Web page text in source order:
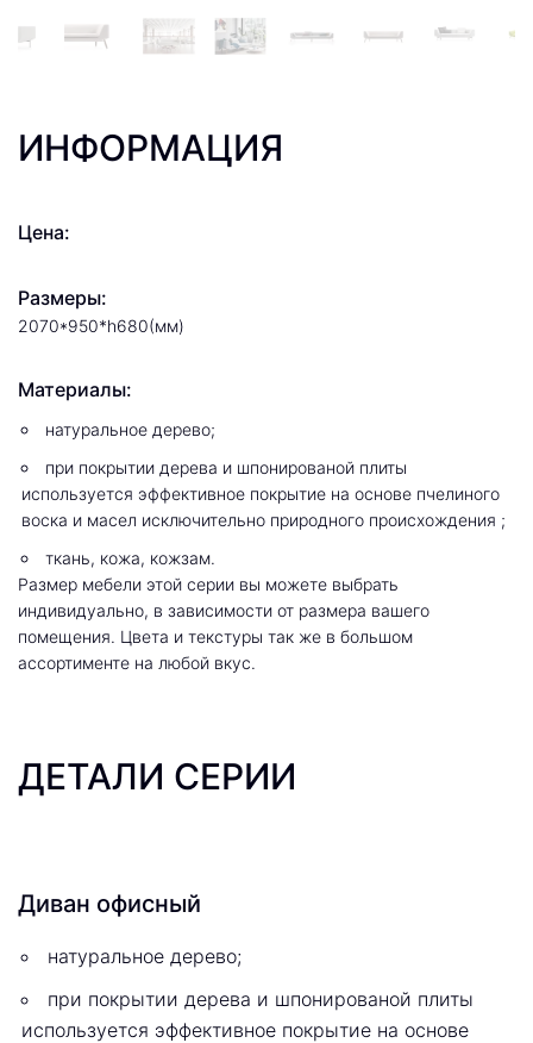
ИНФОРМАЦИЯ
Цена:
Размеры:
2070*950*h680(мм)
Материалы:
натуральное дерево;
при покрытии дерева и шпонированой плиты
используется эффективное покрытие на основе пчелиного
воска и масел исключительно природного происхождения ;
ткань, кожа, кожзам.
Размер мебели этой серии вы можете выбрать
индивидуально, в зависимости от размера вашего
помещения. Цвета и текстуры так же в большом
ассортименте на любой вкус.
ДЕТАЛИ СЕРИИ
Диван офисный
натуральное дерево;
при покрытии дерева и шпонированой плиты
используется эффективное покрытие на основе